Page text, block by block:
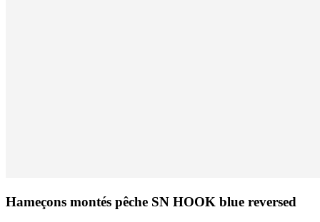
Hameçons montés pêche SN HOOK blue reversed